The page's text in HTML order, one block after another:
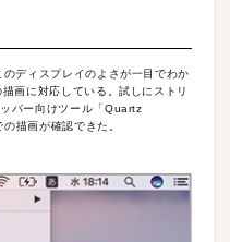
ディスプレイのよさが一目でわか
画に対応している。試しにストリ
パー向けツール「Quartz
描画が確認できた。